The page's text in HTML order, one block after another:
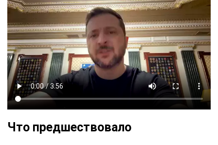
Что предшествовало